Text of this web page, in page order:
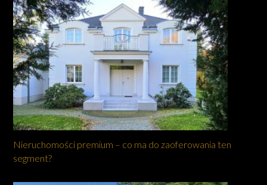
Nieruchomości premium – co ma do zaoferowania ten
segment?